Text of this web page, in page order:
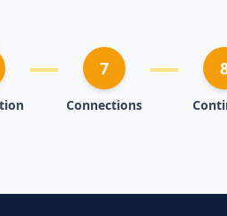
7
Connections